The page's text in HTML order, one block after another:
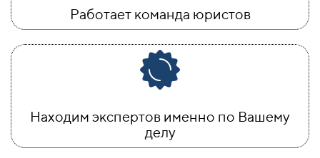
Работает команда юристов
Находим экспертов именно по Вашему
делу